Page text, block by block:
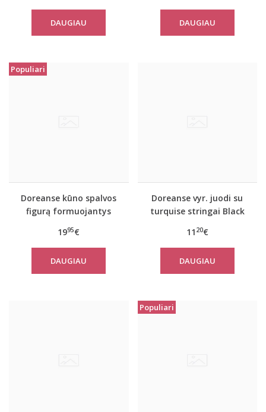
DAUGIAU DAUGIAU
Populiari
Doreanse kūno spalvos
figurą formuojantys
1995€
DAUGIAU
Doreanse vyr. juodi su
turquise stringai Black
11 20€
DAUGIAU
Populiari